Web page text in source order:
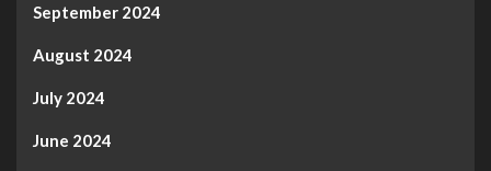
September 2024
August 2024
July 2024
June 2024